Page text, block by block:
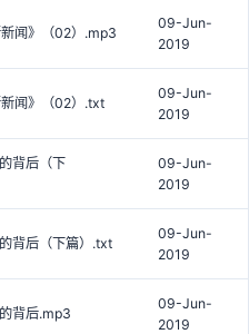
闻》（02）.mp3
09-Jun-
2019
闻》（02）.txt
09-Jun-
2019
背后（下
09-Jun-
2019
背后（下篇）.txt
09-Jun-
2019
背后.mp3
09-Jun-
2019